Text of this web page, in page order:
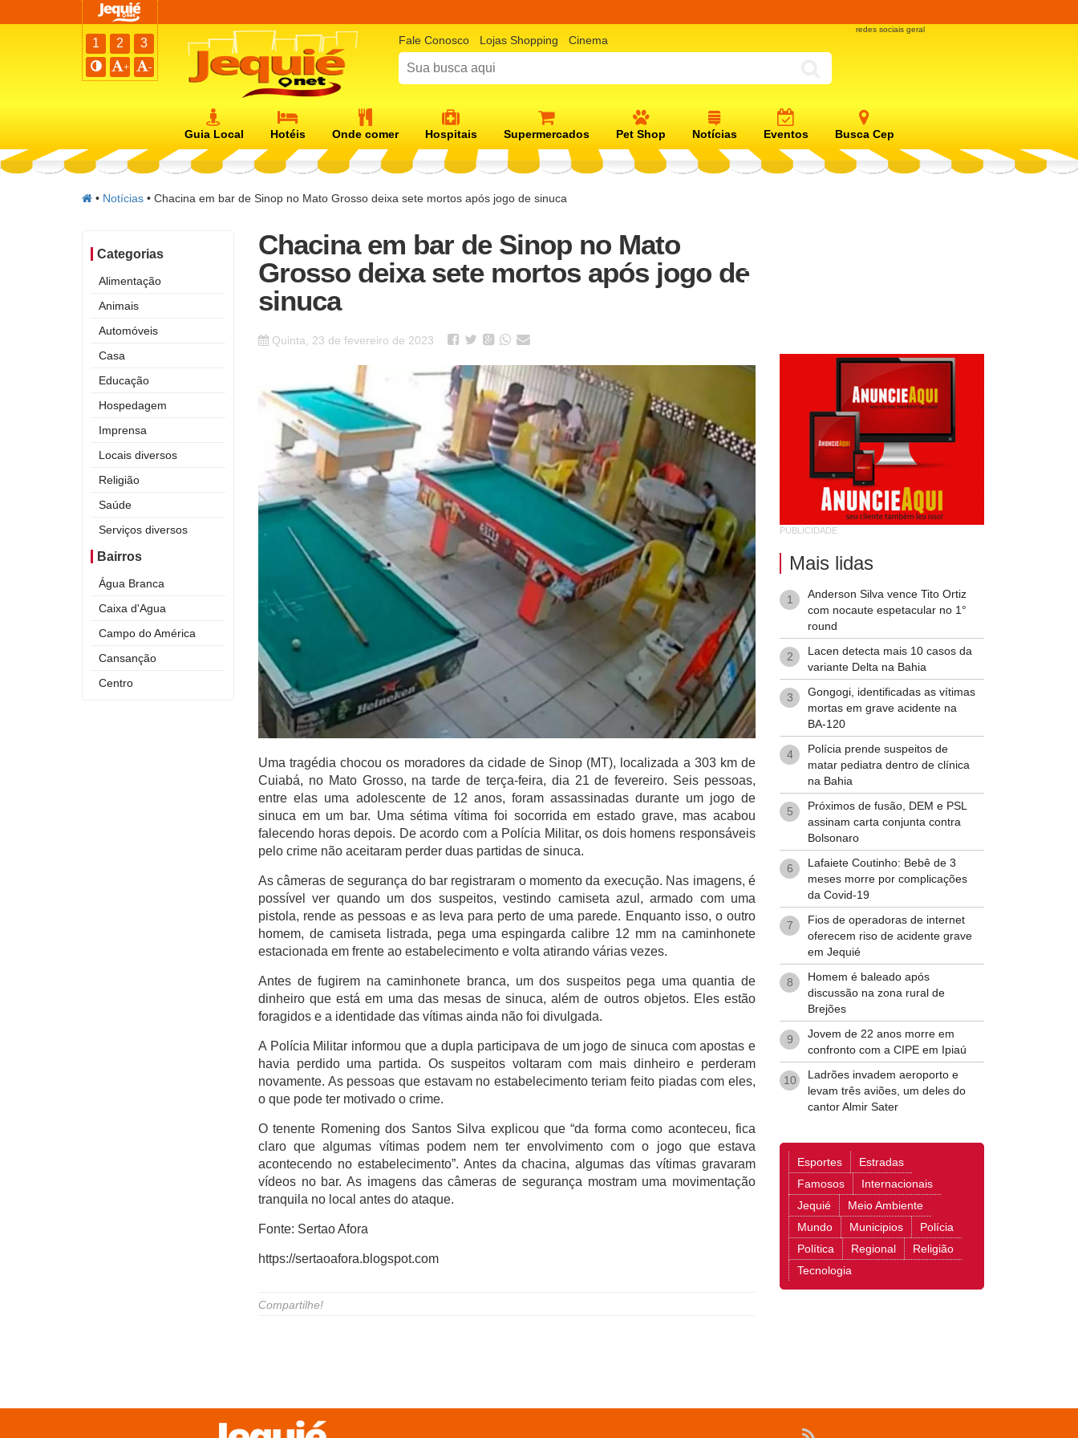
1 2 3
+ -
Fale Conosco Lojas Shopping Cinema
redes sociais geral
Guia Local Hotéis Onde comer Hospitais Supermercados Pet Shop Notícias Eventos Busca Cep
• Notícias • Chacina em bar de Sinop no Mato Grosso deixa sete mortos após jogo de sinuca
Chacina em bar de Sinop no Mato
Grosso deixa sete mortos após jogo de
sinuca
Quinta, 23 de fevereiro de 2023
Uma tragédia chocou os moradores da cidade de Sinop (MT), localizada a 303 km de
Cuiabá, no Mato Grosso, na tarde de terça-feira, dia 21 de fevereiro. Seis pessoas,
entre elas uma adolescente de 12 anos, foram assassinadas durante um jogo de
sinuca em um bar. Uma sétima vítima foi socorrida em estado grave, mas acabou
falecendo horas depois. De acordo com a Polícia Militar, os dois homens responsáveis
pelo crime não aceitaram perder duas partidas de sinuca.
As câmeras de segurança do bar registraram o momento da execução. Nas imagens, é
possível ver quando um dos suspeitos, vestindo camiseta azul, armado com uma
pistola, rende as pessoas e as leva para perto de uma parede. Enquanto isso, o outro
homem, de camiseta listrada, pega uma espingarda calibre 12 mm na caminhonete
estacionada em frente ao estabelecimento e volta atirando várias vezes.
Antes de fugirem na caminhonete branca, um dos suspeitos pega uma quantia de
dinheiro que está em uma das mesas de sinuca, além de outros objetos. Eles estão
foragidos e a identidade das vítimas ainda não foi divulgada.
A Polícia Militar informou que a dupla participava de um jogo de sinuca com apostas e
havia perdido uma partida. Os suspeitos voltaram com mais dinheiro e perderam
novamente. As pessoas que estavam no estabelecimento teriam feito piadas com eles,
o que pode ter motivado o crime.
O tenente Romening dos Santos Silva explicou que “da forma como aconteceu, fica
claro que algumas vítimas podem nem ter envolvimento com o jogo que estava
acontecendo no estabelecimento”. Antes da chacina, algumas das vítimas gravaram
vídeos no bar. As imagens das câmeras de segurança mostram uma movimentação
tranquila no local antes do ataque.
Fonte: Sertao Afora
https://sertaoafora.blogspot.com
Compartilhe!
Categorias
Alimentação
Animais
Automóveis
Casa
Educação
Hospedagem
Imprensa
Locais diversos
Religião
Saúde
Serviços diversos
Bairros
Água Branca
Caixa d'Agua
Campo do América
Cansanção
Centro
PUBLICIDADE
Mais lidas
1
Anderson Silva vence Tito Ortiz
com nocaute espetacular no 1°
round
2
Lacen detecta mais 10 casos da
variante Delta na Bahia
3
Gongogi, identificadas as vítimas
mortas em grave acidente na
BA-120
4
Polícia prende suspeitos de
matar pediatra dentro de clínica
na Bahia
5
Próximos de fusão, DEM e PSL
assinam carta conjunta contra
Bolsonaro
6
Lafaiete Coutinho: Bebê de 3
meses morre por complicações
da Covid-19
7
Fios de operadoras de internet
oferecem riso de acidente grave
em Jequié
8
Homem é baleado após
discussão na zona rural de
Brejões
9
Jovem de 22 anos morre em
confronto com a CIPE em Ipiaú
10
Ladrões invadem aeroporto e
levam três aviões, um deles do
cantor Almir Sater
Esportes
Estradas
Famosos
Internacionais
Jequié
Meio Ambiente
Mundo
Municipios
Polícia
Política
Regional
Religião
Tecnologia